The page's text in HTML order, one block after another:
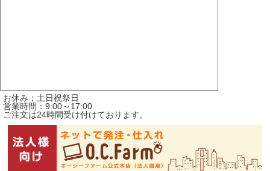
お休み：土日祝祭日
営業時間：9:00～17:00
ご注文は24時間受け付けております。